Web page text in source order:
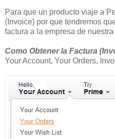
Para que un producto viaje a
(Invoice) por que tendremos
factura a la empresa de
Como Obtener la Factura
Your Account, Your Orders,